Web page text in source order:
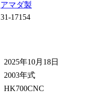
アマダ製
31-17154
2025年10月18日
2003年式
HK700CNC